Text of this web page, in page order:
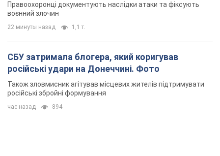
Правоохоронці документують наслідки атаки та фіксують
воєнний злочин
22 минуты назад 1,1 т.
СБУ затримала блогера, який коригував
російські удари на Донеччині. Фото
Також зловмисник агітував місцевих жителів підтримувати
російські збройні формування
час назад 894